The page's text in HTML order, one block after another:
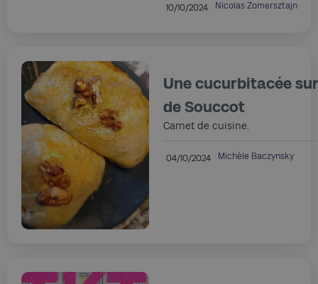
10/10/2024 Nicolas Zomersztajn
Une cucurbitacée
de Souccot
Carnet de cuisine.
04/10/2024 Michèle Baczynsky